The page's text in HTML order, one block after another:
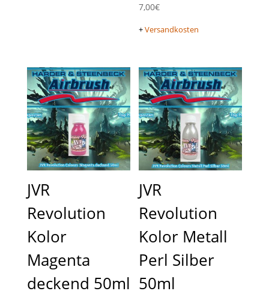
7,00€
+Versandkosten
JVR
Revolution
Kolor
Magenta
deckend 50ml
JVR
Revolution
Kolor Metall
Perl Silber
50ml